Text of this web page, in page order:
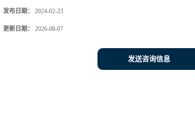
发布日期： 2024-02-23
更新日期： 2026-08-07
发送咨询信息